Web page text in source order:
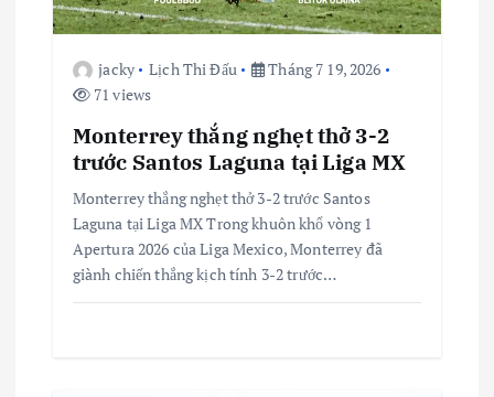
jacky Lịch Thi Đấu
Tháng 7 19, 2026
71 views
Monterrey thắng nghẹt thở 3-2
trước Santos Laguna tại Liga MX
Monterrey thắng nghẹt thở 3-2 trước Santos
Laguna tại Liga MX Trong khuôn khổ vòng 1
Apertura 2026 của Liga Mexico, Monterrey đã
giành chiến thắng kịch tính 3-2 trước…